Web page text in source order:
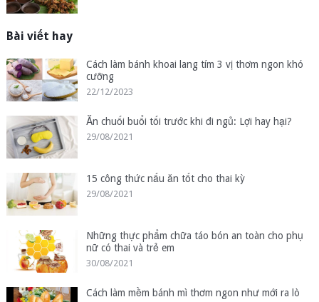
Bài viết hay
Cách làm bánh khoai lang tím 3 vị thơm ngon khó
cưỡng
22/12/2023
Ăn chuối buổi tối trước khi đi ngủ: Lợi hay hại?
29/08/2021
15 công thức nấu ăn tốt cho thai kỳ
29/08/2021
Những thực phẩm chữa táo bón an toàn cho phụ
nữ có thai và trẻ em
30/08/2021
Cách làm mềm bánh mì thơm ngon như mới ra lò